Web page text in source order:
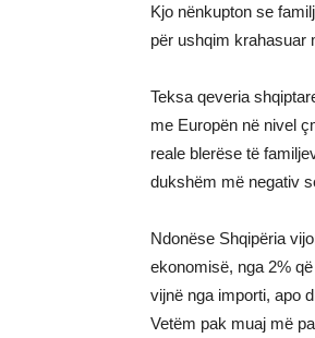
Kjo nënkupton se
për ushqim krahasuar
Teksa qeveria
me Europën në nivel
reale blerëse të
dukshëm më negativ
Ndonëse Shqipëria
ekonomisë, nga 2%
vijnë nga importi, apo
Vetëm pak muaj më